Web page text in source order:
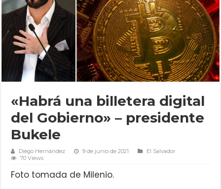
«Habrá una billetera digital
del Gobierno» – presidente
Bukele
Diego Hernández 9 de junio de 2021
El Salvador
70 Views
Foto tomada de Milenio.